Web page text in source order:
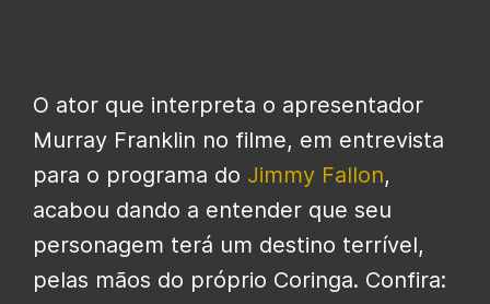
O ator que interpreta o apresentador
Murray Franklin no filme, em entrevista
para o programa do Jimmy Fallon,
acabou dando a entender que seu
personagem terá um destino terrível,
pelas mãos do próprio Coringa. Confira: